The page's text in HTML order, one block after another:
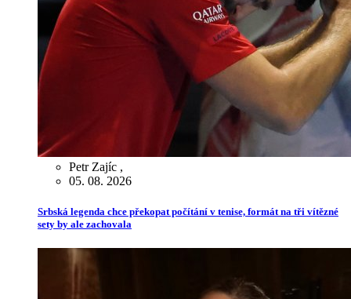
Petr Zajíc ,
05. 08. 2026
Srbská legenda chce překopat počítání v tenise, formát na tři vítězné
sety by ale zachovala